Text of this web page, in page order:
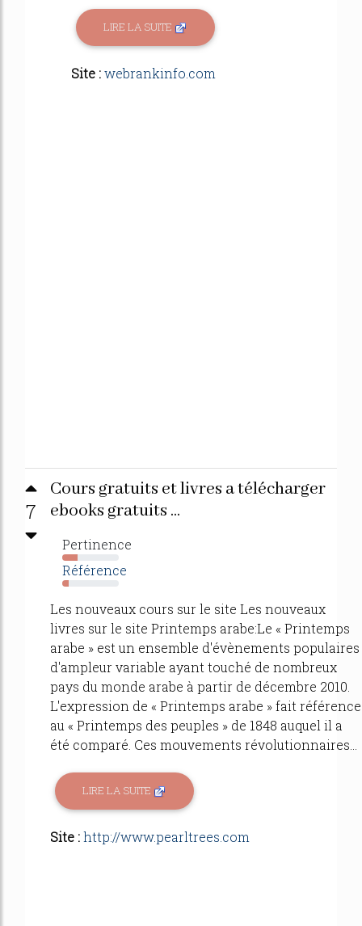
LIRE LA SUITE
Site :webrankinfo.com
7
Cours gratuits et livres a télécharger
ebooks gratuits ...
Pertinence
27%
Référence
11%
Les nouveaux cours sur le site Les nouveaux
livres sur le site Printemps arabe:Le « Printemps
arabe » est un ensemble d'évènements populaires
d'ampleur variable ayant touché de nombreux
pays du monde arabe à partir de décembre 2010.
L'expression de « Printemps arabe » fait référence
au « Printemps des peuples » de 1848 auquel il a
été comparé. Ces mouvements révolutionnaires...
LIRE LA SUITE
Site :http://www.pearltrees.com